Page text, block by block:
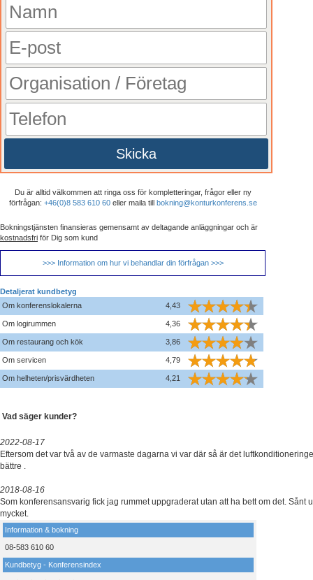
Skicka
Du är alltid välkommen att ringa oss för kompletteringar, frågor eller ny
förfrågan: +46(0)8 583 610 60eller maila till bokning@konturkonferens.se
Bokningstjänsten finansieras gemensamt av deltagande anläggningar och är
kostnadsfri för Dig som kund
>>> Information om hur vi behandlar din förfrågan >>>
Detaljerat kundbetyg
Om konferenslokalerna
4,43
Om logirummen 4,36
Om restaurang och kök 3,86
Om servicen 4,79
Om helheten/prisvärdheten 4,21
Vad säger kunder?
2022-08-17
Eftersom det var två av de varmaste dagarna vi var där så är det
bättre .
2018-08-16
Som konferensansvarig fick jag rummet uppgraderat utan att ha bett om det. Sånt
mycket.
Information & bokning
08-583 610 60
Kundbetyg - Konferensindex